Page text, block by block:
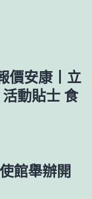
價安康丨立
動貼士 食
館舉辦開